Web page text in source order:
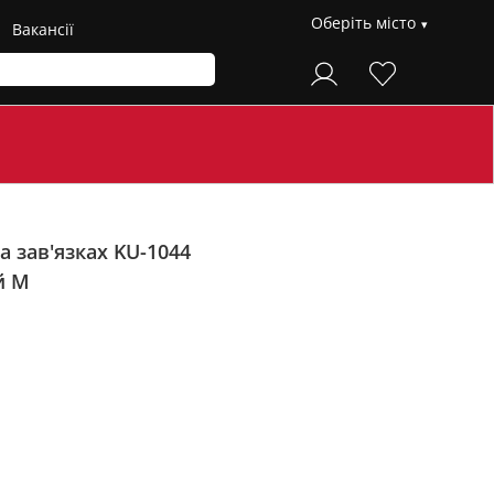
Вакансії Оберіть місто
зав'язках KU-1044
M